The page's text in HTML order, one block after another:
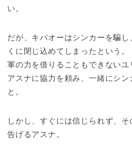
い。
だが、キバオーはシンカーを騙
くに閉じ込めてしまったという。
軍の力を借りることもできないユ
アスナに協力を頼み、一緒にシ
と。
しかし、すぐには信じられず、そ
告げるアスナ。